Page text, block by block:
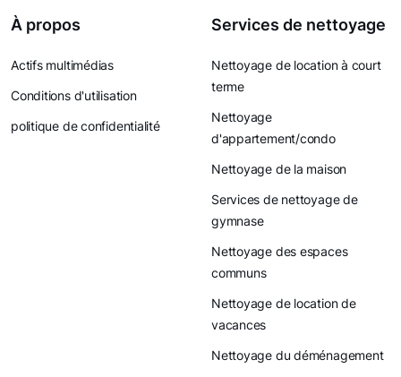
À propos
Actifs multimédias
Conditions d'utilisation
politique de confidentialité
Services de nettoyage
Nettoyage de location à court
terme
Nettoyage
d'appartement/condo
Nettoyage de la maison
Services de nettoyage de
gymnase
Nettoyage des espaces
communs
Nettoyage de location de
vacances
Nettoyage du déménagement